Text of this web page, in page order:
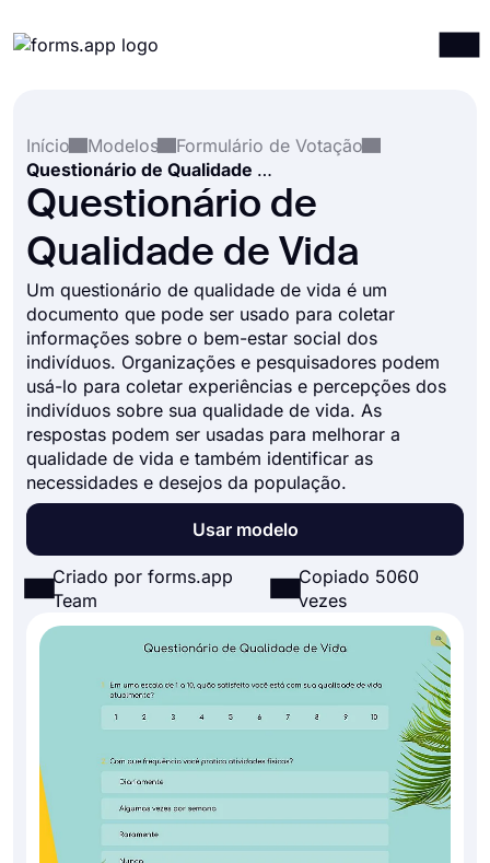
Integrações
Modelos
Recursos
Preços
Início
Modelos
Formulário de Votação
Questionário de Qualidade de Vida
Questionário de
Qualidade de Vida
Um questionário de qualidade de vida é um
documento que pode ser usado para coletar
informações sobre o bem-estar social dos
indivíduos. Organizações e pesquisadores podem
usá-lo para coletar experiências e percepções dos
indivíduos sobre sua qualidade de vida. As
respostas podem ser usadas para melhorar a
qualidade de vida e também identificar as
necessidades e desejos da população.
Usar modelo
Criado por forms.app
Team
Copiado 5060
vezes